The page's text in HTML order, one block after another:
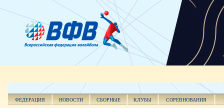
ФЕДЕРАЦИЯ НОВОСТИ СБОРНЫЕ КЛУБЫ СОРЕВНОВАНИЯ